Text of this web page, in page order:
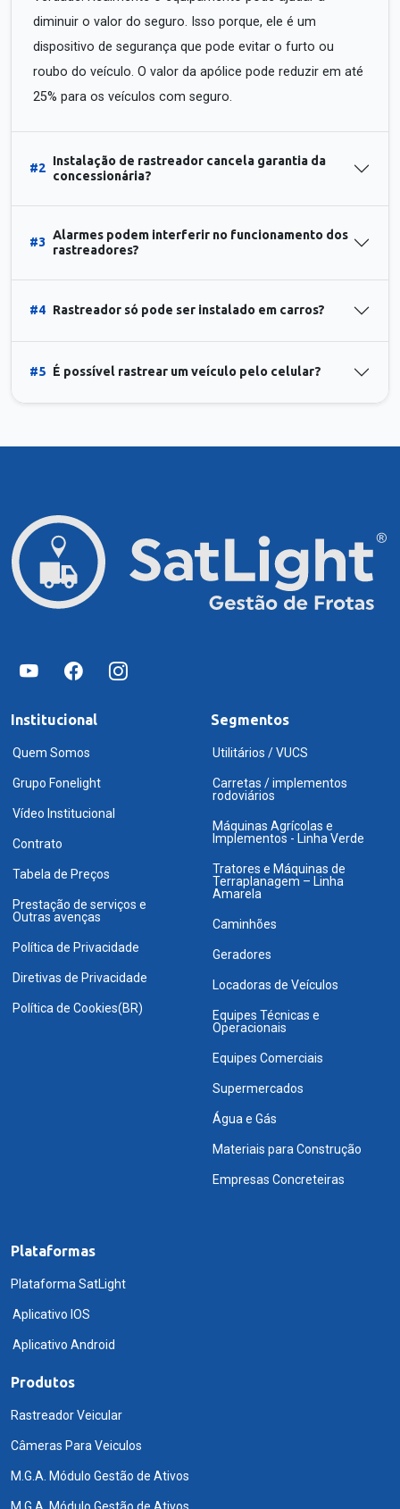
diminuir o valor do seguro. Isso porque, ele é um
dispositivo de segurança que pode evitar o furto ou
roubo do veículo. O valor da apólice pode reduzir em até
25% para os veículos com seguro.
#2
Instalação de rastreador cancela garantia da
concessionária?
#3
Alarmes podem interferir no funcionamento dos
rastreadores?
#4 Rastreador só pode ser instalado em carros?
#5 É possível rastrear um veículo pelo celular?
Institucional
Quem Somos
Grupo Fonelight
Vídeo Institucional
Contrato
Tabela de Preços
Prestação de serviços e
Outras avenças
Política de Privacidade
Diretivas de Privacidade
Política de Cookies(BR)
Segmentos
Utilitários / VUCS
Carretas / implementos
rodoviários
Máquinas Agrícolas e
Implementos - Linha Verde
Tratores e Máquinas de
Terraplanagem – Linha
Amarela
Caminhões
Geradores
Locadoras de Veículos
Equipes Técnicas e
Operacionais
Equipes Comerciais
Supermercados
Água e Gás
Materiais para Construção
Empresas Concreteiras
Plataformas
Plataforma SatLight
Aplicativo IOS
Aplicativo Android
Produtos
Rastreador Veicular
Câmeras Para Veiculos
M.G.A. Módulo Gestão de Ativos